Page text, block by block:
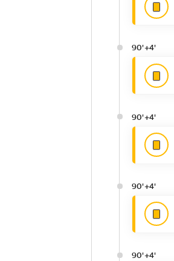
90'+4'
90'+4'
90'+4'
90'+4'